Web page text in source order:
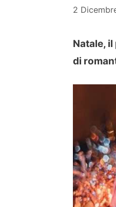
2
Natale,
di